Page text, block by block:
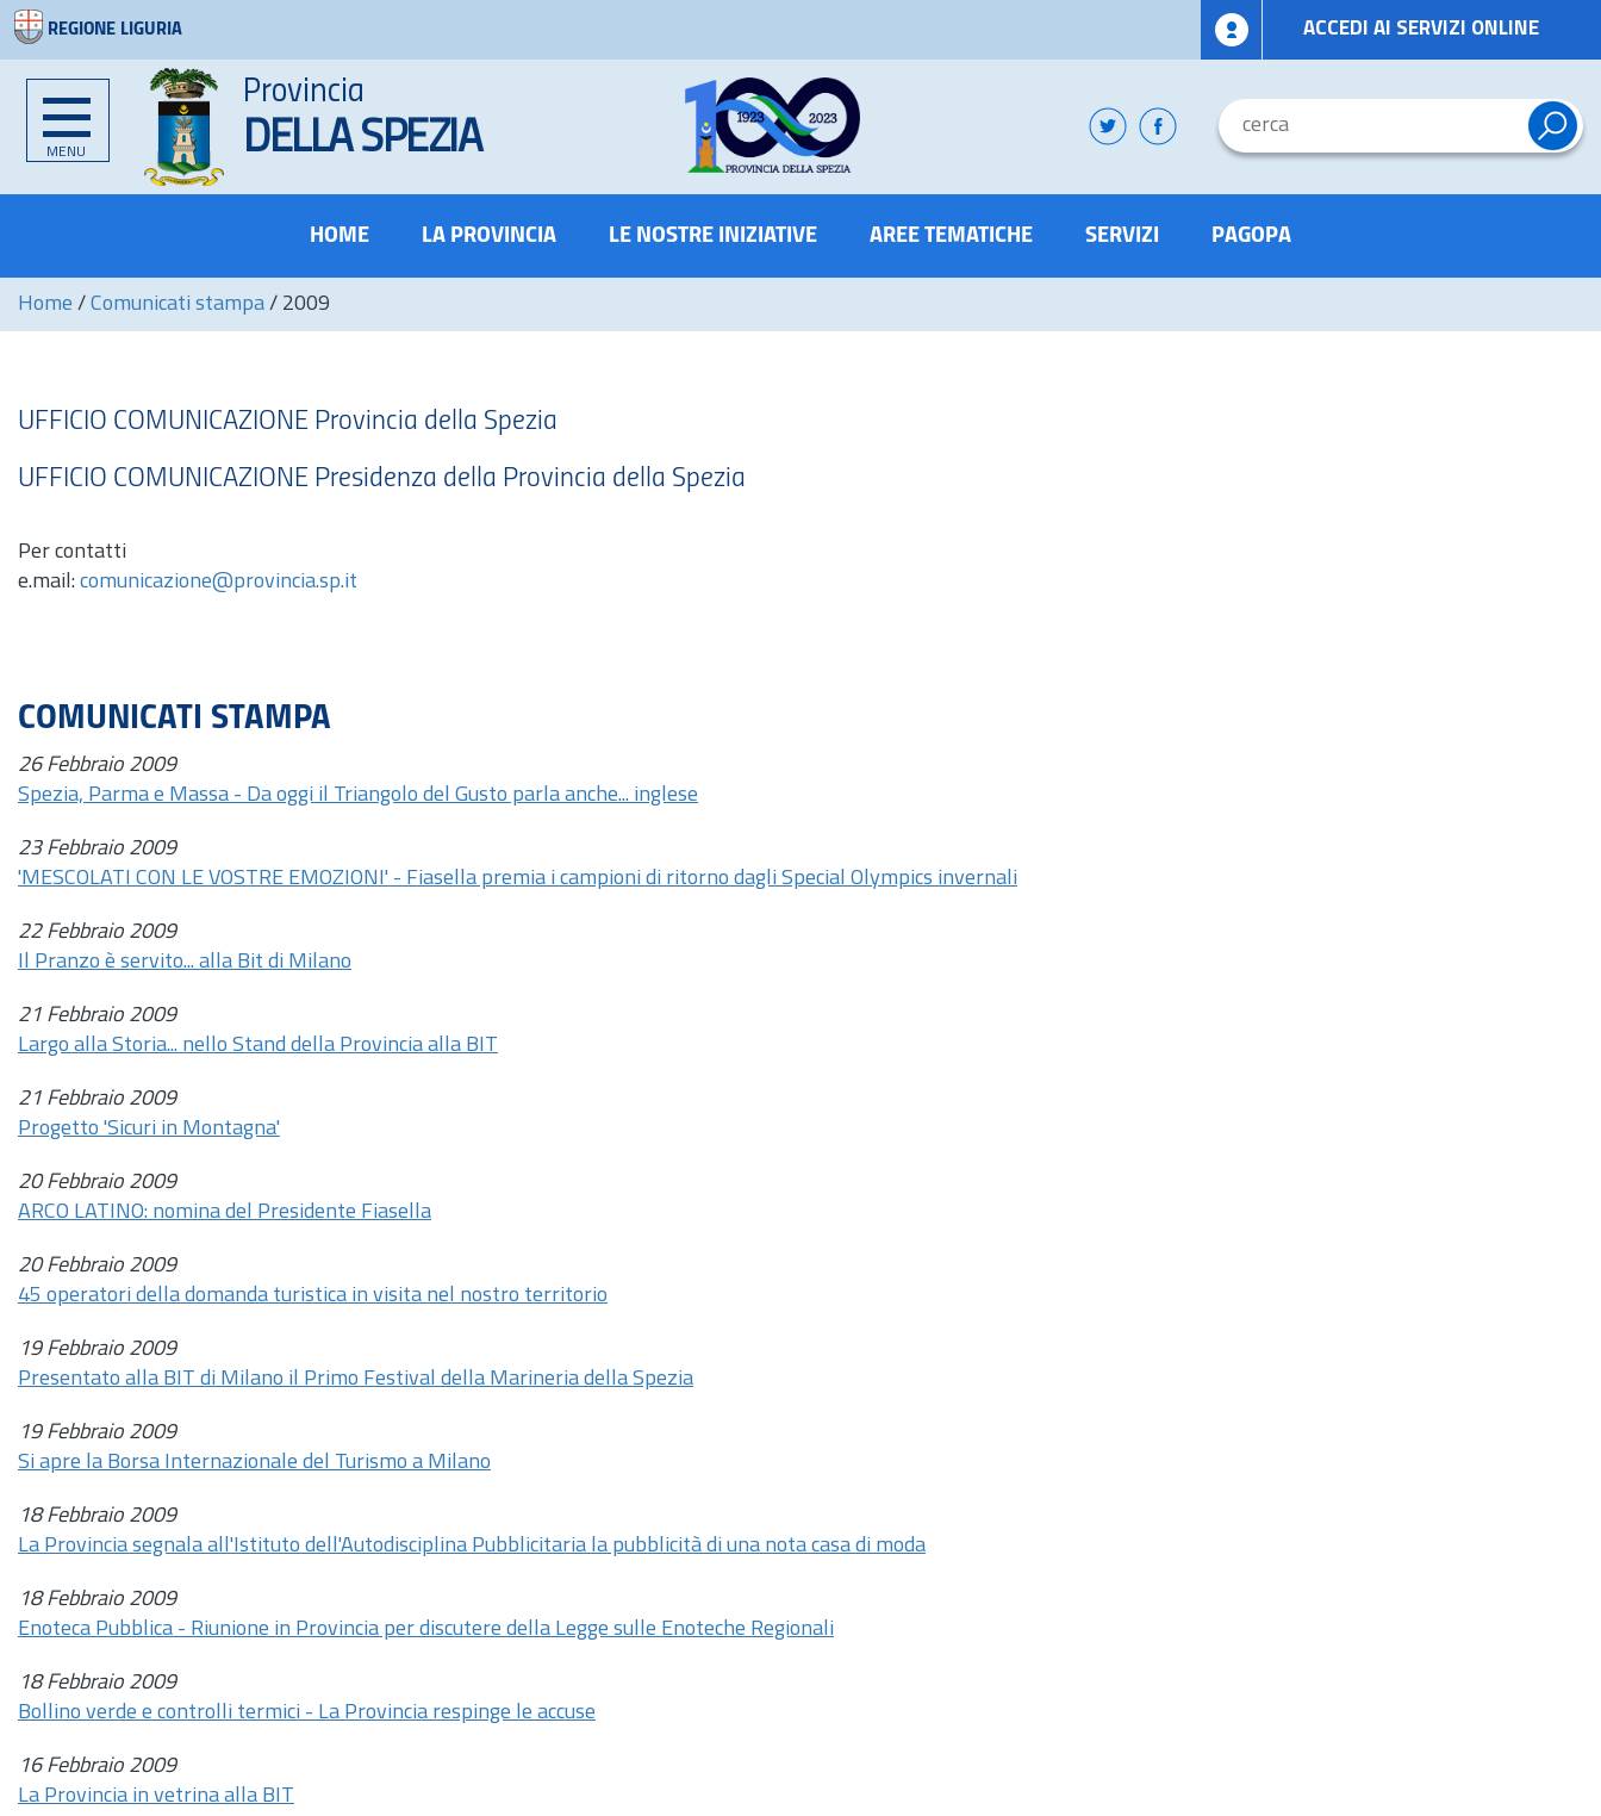
REGIONE LIGURIA ACCEDI AI SERVIZI ONLINE
MENU
Provincia
DELLA SPEZIA
HOME LA PROVINCIA LE NOSTRE INIZIATIVE AREE TEMATICHE SERVIZI PAGOPA
Home / Comunicati stampa / 2009
UFFICIO COMUNICAZIONE Provincia della Spezia
UFFICIO COMUNICAZIONE Presidenza della Provincia della Spezia
Per contatti
e.mail: comunicazione@provincia.sp.it
COMUNICATI STAMPA
26 Febbraio 2009
Spezia, Parma e Massa - Da oggi il Triangolo del Gusto parla anche... inglese
23 Febbraio 2009
'MESCOLATI CON LE VOSTRE EMOZIONI' - Fiasella premia i campioni di ritorno dagli Special Olympics invernali
22 Febbraio 2009
Il Pranzo è servito... alla Bit di Milano
21 Febbraio 2009
Largo alla Storia... nello Stand della Provincia alla BIT
21 Febbraio 2009
Progetto 'Sicuri in Montagna'
20 Febbraio 2009
ARCO LATINO: nomina del Presidente Fiasella
20 Febbraio 2009
45 operatori della domanda turistica in visita nel nostro territorio
19 Febbraio 2009
Presentato alla BIT di Milano il Primo Festival della Marineria della Spezia
19 Febbraio 2009
Si apre la Borsa Internazionale del Turismo a Milano
18 Febbraio 2009
La Provincia segnala all'Istituto dell'Autodisciplina Pubblicitaria la pubblicità di una nota casa di moda
18 Febbraio 2009
Enoteca Pubblica - Riunione in Provincia per discutere della Legge sulle Enoteche Regionali
18 Febbraio 2009
Bollino verde e controlli termici - La Provincia respinge le accuse
16 Febbraio 2009
La Provincia in vetrina alla BIT